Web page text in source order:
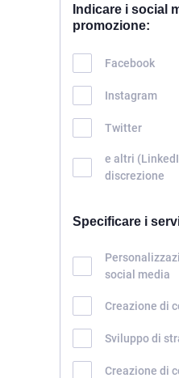
Indicare i social
promozione:
Facebook
Instagram
Twitter
e altri
discrezione
Specificare i
social media
Сreazione di
Sviluppo di
Creazione di
HOME
RIGUARDO A
PORTFOLIO
BRIEFS
BLOG